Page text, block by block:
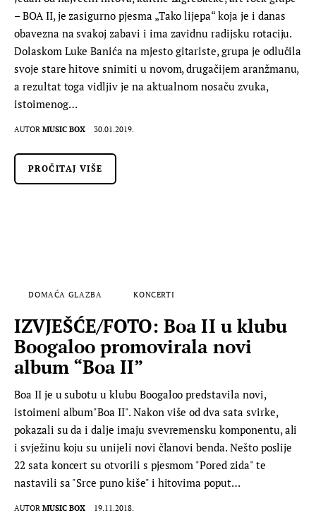
– BOA II, je zasigurno pjesma „Tako lijepa“ koja je i danas
obavezna na svakoj zabavi i ima zavidnu radijsku rotaciju.
Dolaskom Luke Banića na mjesto gitariste, grupa je odlučila
svoje stare hitove snimiti u novom, drugačijem aranžmanu,
a rezultat toga vidljiv je na aktualnom nosaču zvuka,
istoimenog…
AUTOR MUSIC BOX 30.01.2019.
PROČITAJ VIŠE
DOMAĆA GLAZBA KONCERTI
IZVJEŠĆE/FOTO: Boa II u klubu
Boogaloo promovirala novi
album “Boa II”
Boa II je u subotu u klubu Boogaloo predstavila novi,
istoimeni album"Boa II". Nakon više od dva sata svirke,
pokazali su da i dalje imaju svevremensku komponentu, ali
i svježinu koju su unijeli novi članovi benda. Nešto poslije
22 sata koncert su otvorili s pjesmom "Pored zida" te
nastavili sa "Srce puno kiše" i hitovima poput…
AUTOR MUSIC BOX 19.11.2018.